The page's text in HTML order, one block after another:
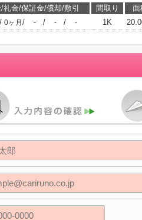
礼金/保証金/償却/敷引 間取り 面
/ 0ヶ月 / - / - / - 1K